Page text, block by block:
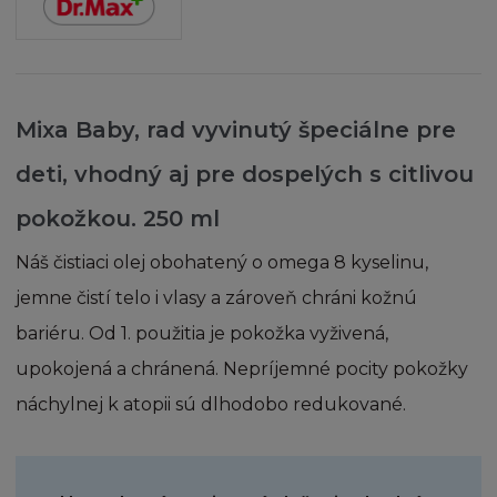
Mixa Baby, rad vyvinutý špeciálne pre
deti, vhodný aj pre dospelých s citlivou
pokožkou. 250 ml
Náš čistiaci olej obohatený o omega 8 kyselinu,
jemne čistí telo i vlasy a zároveň chráni kožnú
bariéru. Od 1. použitia je pokožka vyživená,
upokojená a chránená. Nepríjemné pocity pokožky
náchylnej k atopii sú dlhodobo redukované.
ve vlastnictví a pod správou třetích osob s
právy. Souhlasíte s dodržováním všech
příslušných autorských práv a všech
souvisejících právních předpisů o autorských
Stránce.
firmy L´Oréal nesmí být použity bez
předchozího písemného souhlasu firmy L
´Oréal a zároveň berete na vědomí, že nemáte
obchodním názvům.